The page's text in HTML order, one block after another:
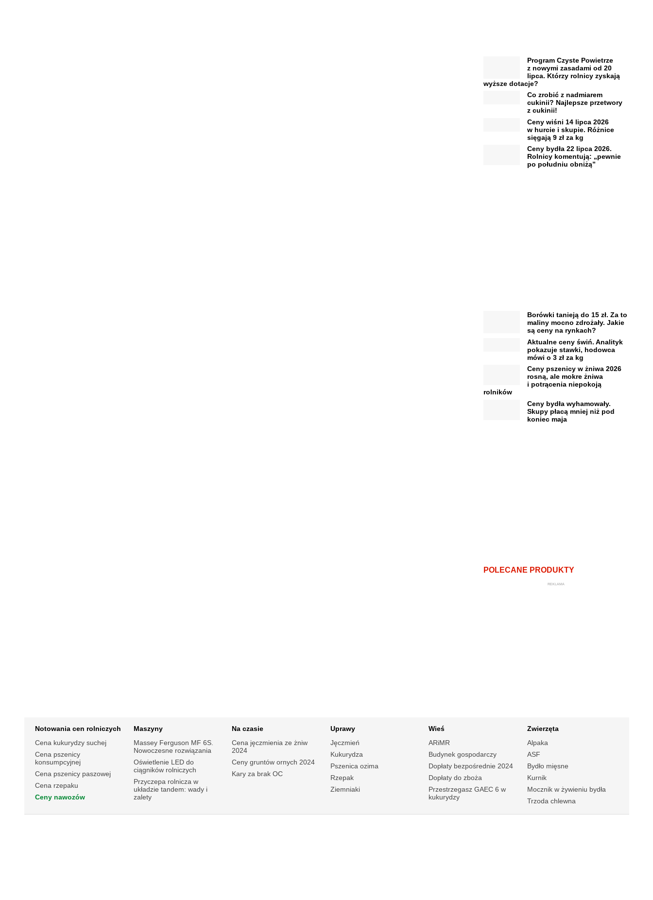
Program Czyste Powietrze
z nowymi zasadami od 20
lipca. Którzy rolnicy zyskają
wyższe dotacje?
Co zrobić z nadmiarem
cukinii? Najlepsze przetwory
z cukinii!
Ceny wiśni 14 lipca 2026
w hurcie i skupie. Różnice
sięgają 9 zł za kg
Ceny bydła 22 lipca 2026.
Rolnicy komentują: „pewnie
po południu obniżą”
Borówki tanieją do 15 zł. Za to
maliny mocno zdrożały. Jakie
są ceny na rynkach?
Aktualne ceny świń. Analityk
pokazuje stawki, hodowca
mówi o 3 zł za kg
Ceny pszenicy w żniwa 2026
rosną, ale mokre żniwa
i potrącenia niepokoją
rolników
Ceny bydła wyhamowały.
Skupy płacą mniej niż pod
koniec maja
POLECANE PRODUKTY
REKLAMA
Notowania cen rolniczych
Cena kukurydzy suchej
Cena pszenicy
konsumpcyjnej
Cena pszenicy paszowej
Cena rzepaku
Ceny nawozów
Maszyny
Massey Ferguson MF 6S.
Nowoczesne rozwiązania
Oświetlenie LED do
ciągników rolniczych
Przyczepa rolnicza w
układzie tandem: wady i
zalety
Na czasie
Cena jęczmienia ze żniw
2024
Ceny gruntów ornych 2024
Kary za brak OC
Uprawy
Jęczmień
Kukurydza
Pszenica ozima
Rzepak
Ziemniaki
Wieś
ARiMR
Budynek gospodarczy
Dopłaty bezpośrednie 2024
Dopłaty do zboża
Przestrzegasz GAEC 6 w
kukurydzy
Zwierzęta
Alpaka
ASF
Bydło mięsne
Kurnik
Mocznik w żywieniu bydła
Trzoda chlewna